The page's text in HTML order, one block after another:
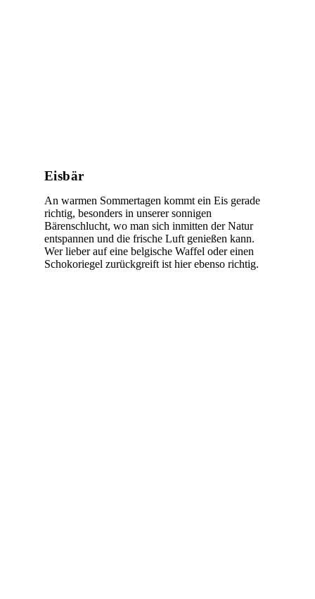
Eisbär
An warmen Sommertagen kommt ein Eis gerade
richtig, besonders in unserer sonnigen
Bärenschlucht, wo man sich inmitten der Natur
entspannen und die frische Luft genießen kann.
Wer lieber auf eine belgische Waffel oder einen
Schokoriegel zurückgreift ist hier ebenso richtig.